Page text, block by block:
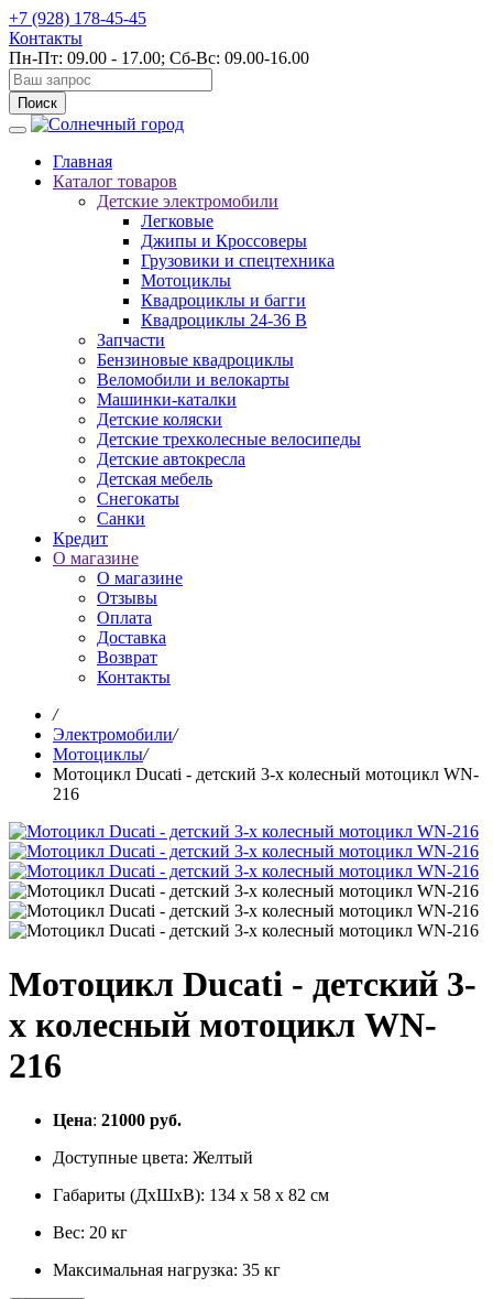
+7 (928) 178-45-45
Контакты
Пн-Пт: 09.00 - 17.00; Сб-Вс: 09.00-16.00
Поиск
Главная
Каталог товаров
Детские электромобили
Легковые
Джипы и Кроссоверы
Грузовики и спецтехника
Мотоциклы
Квадроциклы и багги
Квадроциклы 24-36 В
Запчасти
Бензиновые квадроциклы
Веломобили и велокарты
Машинки-каталки
Детские коляски
Детские трехколесные велосипеды
Детские автокресла
Детская мебель
Снегокаты
Санки
Кредит
О магазине
О магазине
Отзывы
Оплата
Доставка
Возврат
Контакты
/
Электромобили/
Мотоциклы/
Мотоцикл Ducati - детский 3-х колесный мотоцикл WN-
216
Мотоцикл Ducati - детский 3-
х колесный мотоцикл WN-
216
Цена: 21000 руб.
Доступные цвета: Желтый
Габариты (ДхШхВ): 134 x 58 x 82 см
Вес: 20 кг
Максимальная нагрузка: 35 кг